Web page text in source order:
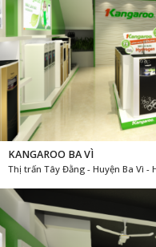
KANGAROO BA VÌ
Thị trấn Tây Đằng - Huyện Ba Vì -